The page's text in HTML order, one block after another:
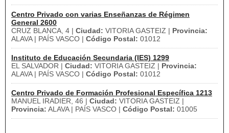
Centro Privado con varias Enseñanzas de Régimen
General 2600
CRUZ BLANCA, 4 | Ciudad: VITORIA GASTEIZ | Provincia:
ALAVA | PAÍS VASCO | Código Postal: 01012
Instituto de Educación Secundaria (IES) 1299
EL SALVADOR | Ciudad: VITORIA GASTEIZ | Provincia:
ALAVA | PAÍS VASCO | Código Postal: 01012
Centro Privado de Formación Profesional Específica 1213
MANUEL IRADIER, 46 | Ciudad: VITORIA GASTEIZ |
Provincia: ALAVA | PAÍS VASCO | Código Postal: 01005